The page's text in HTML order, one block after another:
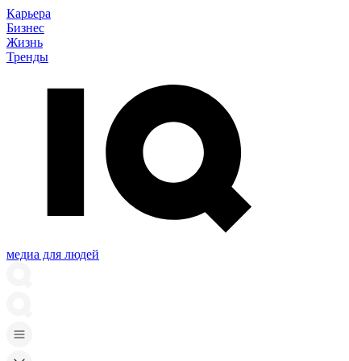
Карьера
Бизнес
Жизнь
Тренды
медиа для людей